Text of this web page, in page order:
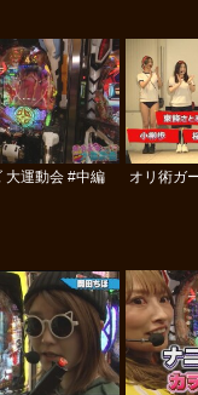
大運動会 #中編 オリ術ガ